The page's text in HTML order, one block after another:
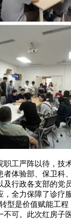
职工严阵以待，技
者体验部、保卫科
及行政各支部的党
，全力保障了诊疗
型是价值赋能工
不可。此次红房子